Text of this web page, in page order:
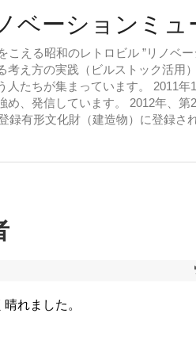
こえる昭和のレトロビル ”リノベ
考え方の実践（ビルストック活用
人たちが集まっています。 2011
め、発信しています。 2012年、
録有形文化財（建造物）に登録さ
れました。